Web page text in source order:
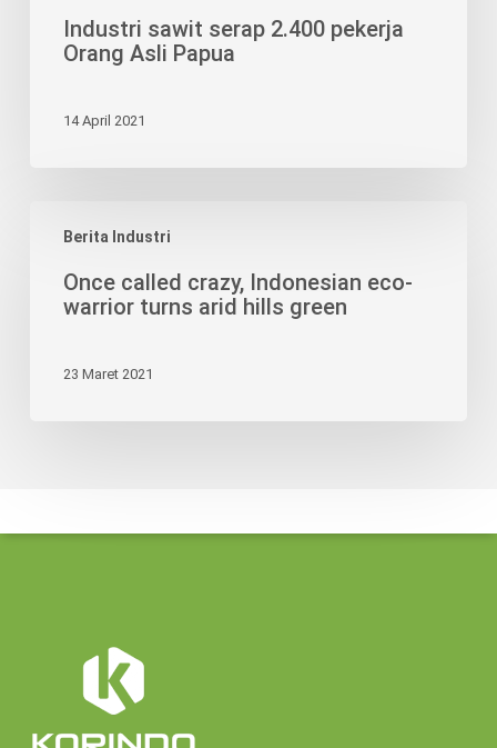
Industri sawit serap 2.400 pekerja
Orang Asli Papua
14 April 2021
Berita Industri
called
Indonesian
turns
Once called crazy, Indonesian eco-
warrior turns arid hills green
23 Maret 2021